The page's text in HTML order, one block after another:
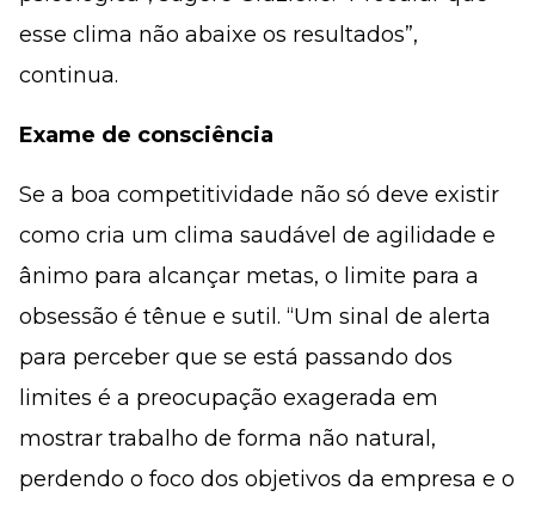
esse clima não abaixe os resultados”,
continua.
Exame de consciência
Se a boa competitividade não só deve existir
como cria um clima saudável de agilidade e
ânimo para alcançar metas, o limite para a
obsessão é tênue e sutil. “Um sinal de alerta
para perceber que se está passando dos
limites é a preocupação exagerada em
mostrar trabalho de forma não natural,
perdendo o foco dos objetivos da empresa e o